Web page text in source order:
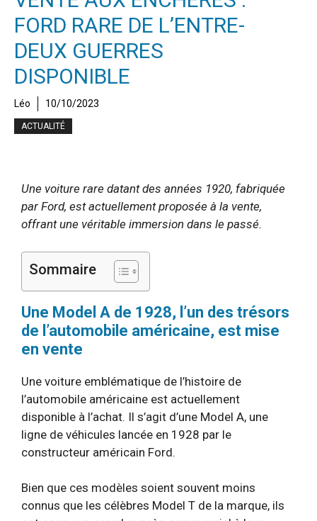
FORD RARE DE L’ENTRE-
DEUX GUERRES
DISPONIBLE
Léo 10/10/2023
ACTUALITÉ
Une voiture rare datant des années 1920, fabriquée
par Ford, est actuellement proposée à la vente,
offrant une véritable immersion dans le passé.
Sommaire
Une Model A de 1928, l’un des trésors
de l’automobile américaine, est mise
en vente
Une voiture emblématique de l’histoire de
l’automobile américaine est actuellement
disponible à l’achat. Il s’agit d’une Model A, une
ligne de véhicules lancée en 1928 par le
constructeur américain Ford.
Bien que ces modèles soient souvent moins
connus que les célèbres Model T de la marque, ils